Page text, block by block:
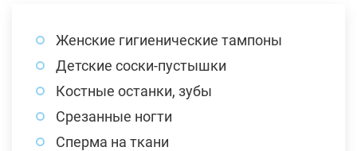
Женские гигиенические тампоны
Детские соски-пустышки
Костные останки, зубы
Срезанные ногти
Сперма на ткани